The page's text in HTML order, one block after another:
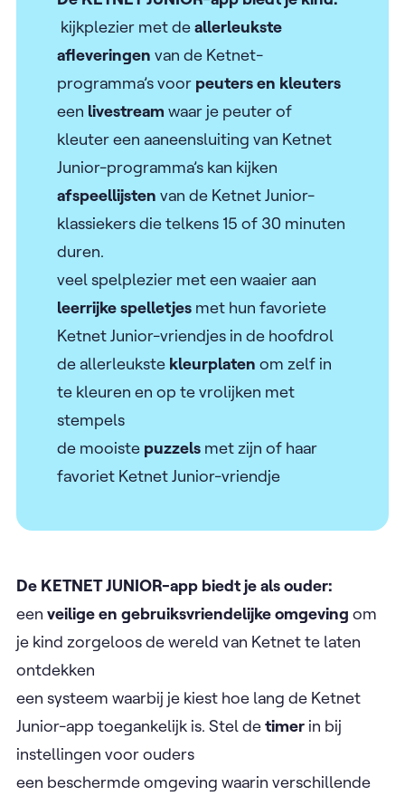
kijkplezier met deallerleukste
afleveringen van de Ketnet-
programma’s voor peuters en kleuters
een livestream waar je peuter of
kleuter een aaneensluiting van Ketnet
Junior-programma’s kan kijken
afspeellijsten van de Ketnet Junior-
klassiekers die telkens 15 of 30 minuten
duren.
veel spelplezier met een waaier aan
leerrijke spelletjes met hun favoriete
Ketnet Junior-vriendjes in de hoofdrol
de allerleukste kleurplaten om zelf in
te kleuren en op te vrolijken met
stempels
de mooiste puzzels met zijn of haar
favoriet Ketnet Junior-vriendje
De KETNET JUNIOR-app biedt je als ouder:
een veilige en gebruiksvriendelijke omgeving om
je kind zorgeloos de wereld van Ketnet te laten
ontdekken
een systeem waarbij je kiest hoe lang de Ketnet
Junior-app toegankelijk is. Stel detimer in bij
instellingen voor ouders
een beschermde omgeving waarin verschillende